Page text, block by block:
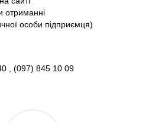
отриманні
особи підприємця)
, (097) 845 10 09